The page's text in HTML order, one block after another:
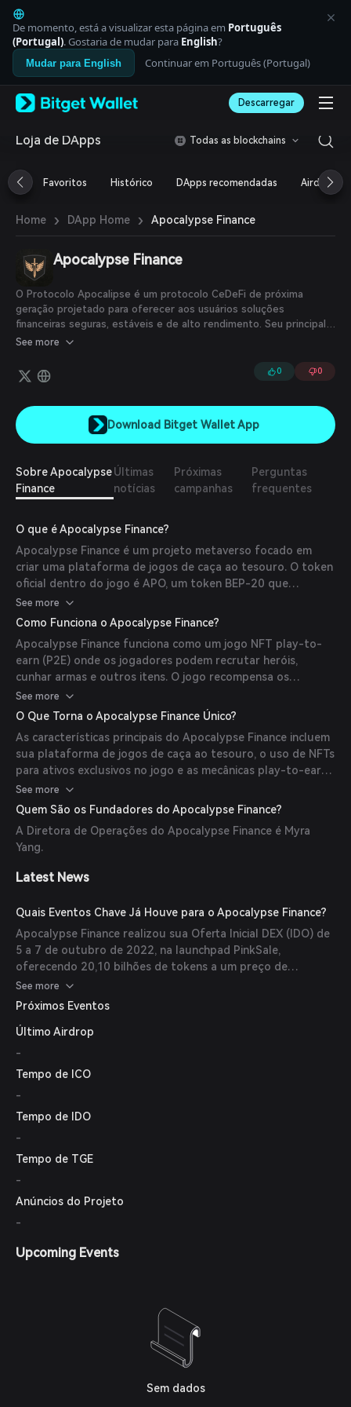
English
日本語
Tiếng Việt
Русский
Español (Latinoamérica)
Italiano
Deutsch
繁體中文
Português (Portugal)
ภาษาไทย
العربية
Español
Português (Brasil)
Español (Argentina)
De momento, está a visualizar esta página em Português
(Portugal). Gostaria de mudar para English?
Mudar para English Continuar em Português (Portugal)
Descarregar
Loja de DApps Todas as blockchains
Favoritos Histórico DApps recomendadas Airdrop
Home › DApp Home › Apocalypse Finance
Apocalypse Finance
O Protocolo Apocalipse é um protocolo CeDeFi de próxima
geração projetado para oferecer aos usuários soluções
financeiras seguras, estáveis e de alto rendimento. Seu principal
objetivo é servir como a camada fundamental de rendimentos do
usuários que buscam retornos consistentes sem exposição à
volatilidade do mercado.
See more
0 0
Download Bitget Wallet App
Sobre Apocalypse
Finance
Últimas
notícias
Próximas
campanhas
Perguntas
frequentes
O que é Apocalypse Finance?
Apocalypse Finance é um projeto metaverso focado em
criar uma plataforma de jogos de caça ao tesouro. O token
oficial dentro do jogo é APO, um token BEP-20 que
funciona na Binance Smart Chain.
See more
Como Funciona o Apocalypse Finance?
Apocalypse Finance funciona como um jogo NFT play-to-
earn (P2E) onde os jogadores podem recrutar heróis,
cunhar armas e outros itens. O jogo recompensa os
jogadores em BUSD, integrando tecnologia blockchain para
fornecer propriedade verificável e a capacidade de negociar
ativos dentro do jogo.
See more
O Que Torna o Apocalypse Finance Único?
As características principais do Apocalypse Finance incluem
sua plataforma de jogos de caça ao tesouro, o uso de NFTs
para ativos exclusivos no jogo e as mecânicas play-to-earn
que recompensam os jogadores com BUSD por sua
participação e conquistas.
See more
Quem São os Fundadores do Apocalypse Finance?
A Diretora de Operações do Apocalypse Finance é Myra
Yang.
Latest News
Quais Eventos Chave Já Houve para o Apocalypse Finance?
Apocalypse Finance realizou sua Oferta Inicial DEX (IDO) de
5 a 7 de outubro de 2022, na launchpad PinkSale,
oferecendo 20,10 bilhões de tokens a um preço de
$0,0000009 por token.
See more
Próximos Eventos
Último Airdrop
-
Tempo de ICO
-
Tempo de IDO
-
Tempo de TGE
-
Anúncios do Projeto
-
Upcoming Events
Sem dados